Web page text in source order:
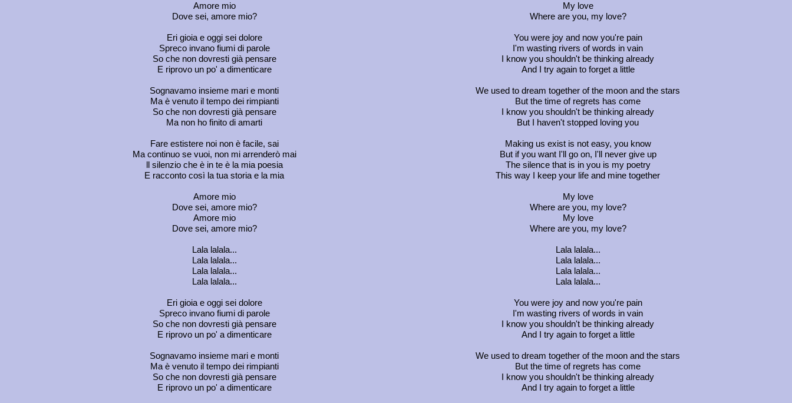
Amore mio
My love
Dove sei, amore mio?
Where are you, my love?
Eri gioia e oggi sei dolore
You were joy and now you're pain
Spreco invano fiumi di parole
I'm wasting rivers of words in vain
So che non dovresti già pensare
I know you shouldn't be thinking already
E riprovo un po' a dimenticare
And I try again to forget a little
Sognavamo insieme mari e monti
We used to dream together of the moon and the stars
Ma è venuto il tempo dei rimpianti
But the time of regrets has come
So che non dovresti già pensare
I know you shouldn't be thinking already
Ma non ho finito di amarti
But I haven't stopped loving you
Fare estistere noi non è facile, sai
Making us exist is not easy, you know
Ma continuo se vuoi, non mi arrenderò mai
But if you want I'll go on, I'll never give up
ll silenzio che è in te è la mia poesia
The silence that is in you is my poetry
E racconto così la tua storia e la mia
This way I keep your life and mine together
Amore mio
My love
Dove sei, amore mio?
Where are you, my love?
Amore mio
My love
Dove sei, amore mio?
Where are you, my love?
Lala lalala...
Lala lalala...
Lala lalala...
Lala lalala...
Lala lalala...
Lala lalala...
Lala lalala...
Lala lalala...
Eri gioia e oggi sei dolore
You were joy and now you're pain
Spreco invano fiumi di parole
I'm wasting rivers of words in vain
So che non dovresti già pensare
I know you shouldn't be thinking already
E riprovo un po' a dimenticare
And I try again to forget a little
Sognavamo insieme mari e monti
We used to dream together of the moon and the stars
Ma è venuto il tempo dei rimpianti
But the time of regrets has come
So che non dovresti già pensare
I know you shouldn't be thinking already
E riprovo un po' a dimenticare
And I try again to forget a little